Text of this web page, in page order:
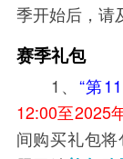
季开始后，请
赛季礼包
1、 “第
12:00至2025
间购买礼包